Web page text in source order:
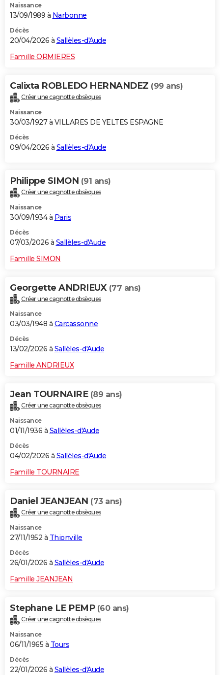
COPAINS D'AVANT
S'inscrire
Se connecter
Lycées
Collèges
Primaires
Universités
Entreprises
Service militaire
Avis de recherche
AVIS DE DÉCÈS
Naissance
13/09/1989 à Narbonne
Décès
20/04/2026 à Sallèles-d'Aude
Famille ORMIERES
Calixta ROBLEDO HERNANDEZ (99 ans)
Créer une cagnotte obsèques
Naissance
30/03/1927 à VILLARES DE YELTES ESPAGNE
Décès
09/04/2026 à Sallèles-d'Aude
Philippe SIMON (91 ans)
Créer une cagnotte obsèques
Naissance
30/09/1934 à Paris
Décès
07/03/2026 à Sallèles-d'Aude
Famille SIMON
Georgette ANDRIEUX (77 ans)
Créer une cagnotte obsèques
Naissance
03/03/1948 à Carcassonne
Décès
13/02/2026 à Sallèles-d'Aude
Famille ANDRIEUX
Jean TOURNAIRE (89 ans)
Créer une cagnotte obsèques
Naissance
01/11/1936 à Sallèles-d'Aude
Décès
04/02/2026 à Sallèles-d'Aude
Famille TOURNAIRE
Daniel JEANJEAN (73 ans)
Créer une cagnotte obsèques
Naissance
27/11/1952 à Thionville
Décès
26/01/2026 à Sallèles-d'Aude
Famille JEANJEAN
Stephane LE PEMP (60 ans)
Créer une cagnotte obsèques
Naissance
06/11/1965 à Tours
Décès
22/01/2026 à Sallèles-d'Aude